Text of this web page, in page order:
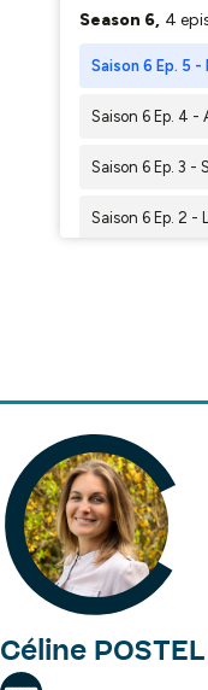
Céline POSTEL